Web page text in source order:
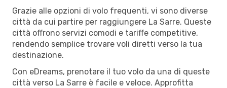
Grazie alle opzioni di volo frequenti, vi sono diverse
città da cui partire per raggiungere La Sarre. Queste
città offrono servizi comodi e tariffe competitive,
rendendo semplice trovare voli diretti verso la tua
destinazione.
Con eDreams, prenotare il tuo volo da una di queste
città verso La Sarre è facile e veloce. Approfitta